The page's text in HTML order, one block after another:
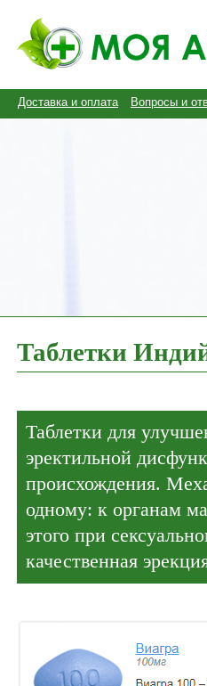
Доставка и оплата Вопросы и
Таблетки
Таблетки для
эректильной
происхождения.
одному: к органам
этого при
качественная